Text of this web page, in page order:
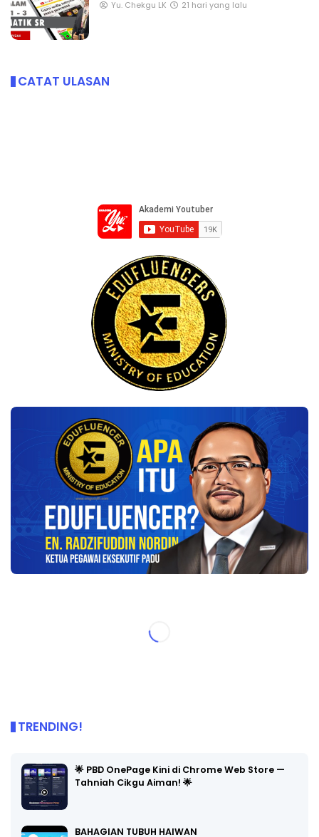
Yu. Chekgu LK 21 hari yang lalu
CATAT ULASAN
TRENDING!
🌟 PBD OnePage Kini di Chrome Web Store —
Tahniah Cikgu Aiman! 🌟
BAHAGIAN TUBUH HAIWAN